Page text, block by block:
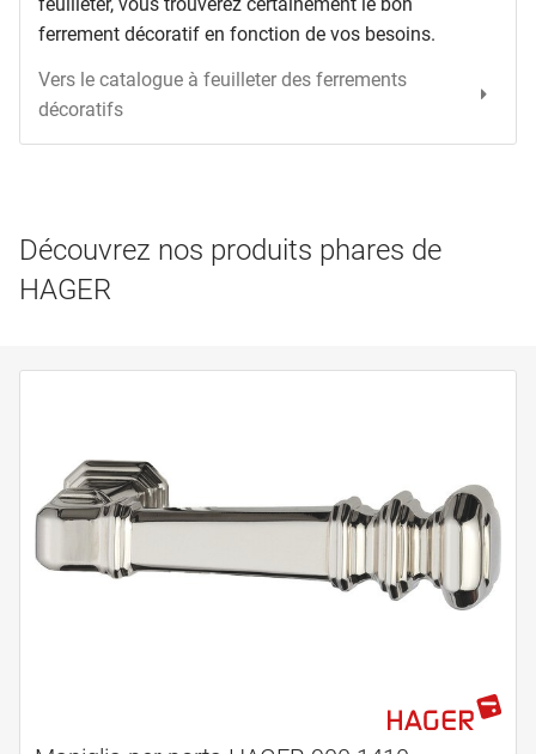
ferrement décoratif en fonction de vos besoins.
Vers le catalogue à feuilleter des ferrements
décoratifs
Découvrez nos produits phares de
HAGER